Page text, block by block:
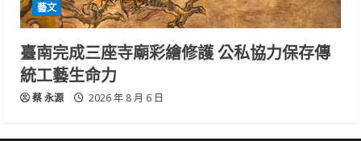
藝文
臺南完成三座寺廟彩繪修護 公私協力保存傳
統工藝生命力
蔡 永源 2026 年 8 月 6 日